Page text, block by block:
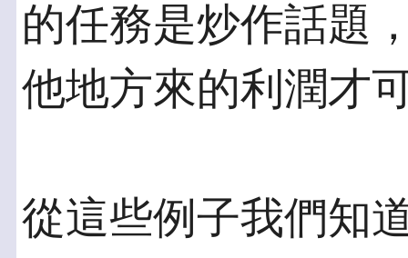
的任務是炒作話題
他地方來的利潤才
從這些例子我們知